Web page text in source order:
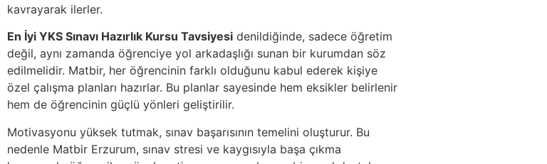
kavrayarak ilerler.
En İyi YKS Sınavı Hazırlık Kursu Tavsiyesi denildiğinde, sadece öğretim
değil, aynı zamanda öğrenciye yol arkadaşlığı sunan bir kurumdan söz
edilmelidir. Matbir, her öğrencinin farklı olduğunu kabul ederek kişiye
özel çalışma planları hazırlar. Bu planlar sayesinde hem eksikler belirlenir
hem de öğrencinin güçlü yönleri geliştirilir.
Motivasyonu yüksek tutmak, sınav başarısının temelini oluşturur. Bu
nedenle Matbir Erzurum, sınav stresi ve kaygısıyla başa çıkma